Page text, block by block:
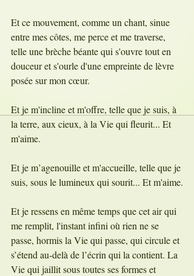
Et ce mouvement, comme un chant, sinue
entre mes côtes, me perce et me traverse,
telle une brèche béante qui s'ouvre tout en
douceur et s'ourle d'une empreinte de lèvre
posée sur mon cœur.
Et je m'incline et m'offre, telle que je suis, à
la terre, aux cieux, à la Vie qui fleurit... Et
m'aime.
Et je m’agenouille et m'accueille, telle que je
suis, sous le lumineux qui sourit... Et m'aime.
Et je ressens en même temps que cet air qui
me remplit, l'instant infini où rien ne se
passe, hormis la Vie qui passe, qui circule et
s’étend au-delà de l’écrin qui la contient. La
Vie qui jaillit sous toutes ses formes et